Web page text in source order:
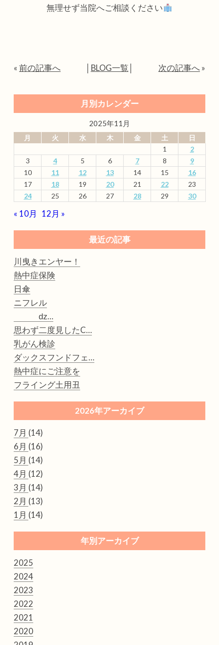
無理せず当院へご相談ください
« 前の記事へ BLOG一覧 次の記事へ »
月別カレンダー
2025年11月
月 火 水 木 金 土
日
1
2
3
4 5 6 7 8
9
10
11 12 13 14 15
16
17
18 19 20 21 22
23
24
25 26 27 28 29 30
« 10月 12月 »
最近の記事
川曳きエンヤー！
熱中症保険
日傘
ニフレル
ǳ…
思わず二度見したC…
乳がん検診
ダックスフンドフェ…
熱中症にご注意を
フライング土用丑
2026年アーカイブ
7月 (14)
6月 (16)
5月 (14)
4月 (12)
3月 (14)
2月 (13)
1月 (14)
年別アーカイブ
2025
2024
2023
2022
2021
2020